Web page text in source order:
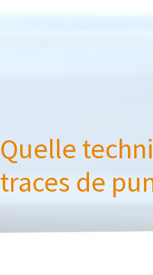
Quelle
traces de